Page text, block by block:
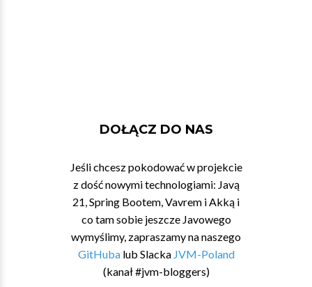
DOŁĄCZ DO NAS
Jeśli chcesz pokodować w projekcie
z dość nowymi technologiami: Javą
21, Spring Bootem, Vavrem i Akką i
co tam sobie jeszcze Javowego
wymyślimy, zapraszamy na naszego
GitHubalub Slacka JVM-Poland
(kanał #jvm-bloggers)